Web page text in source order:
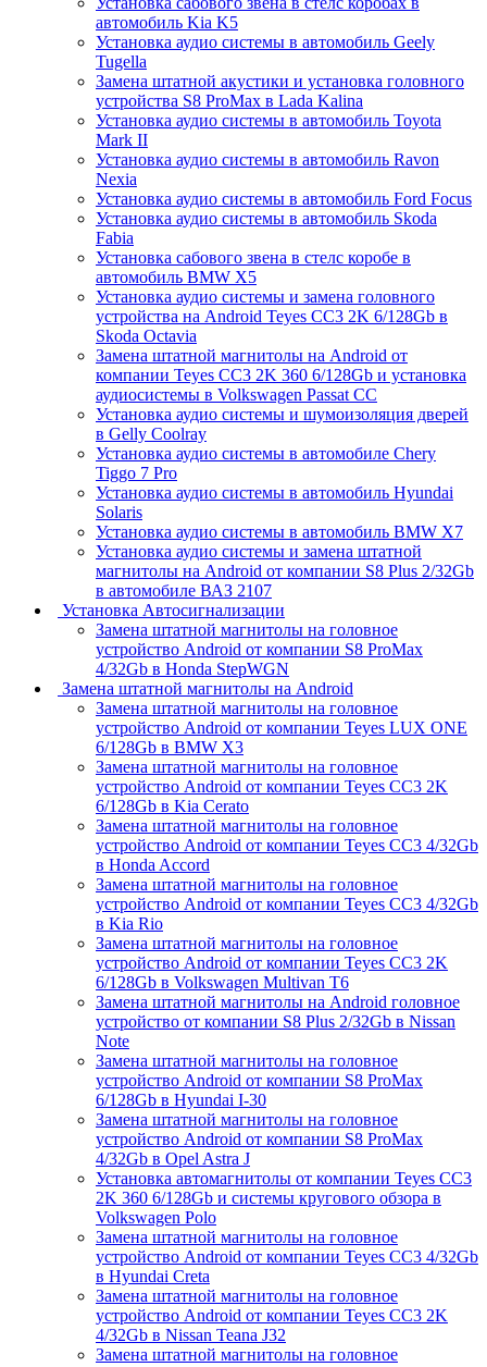
автомобиль Kia K5
Установка аудио системы в автомобиль Geely
Tugella
Замена штатной акустики и установка головного
устройства S8 ProMax в Lada Kalina
Установка аудио системы в автомобиль Toyota
Mark II
Установка аудио системы в автомобиль Ravon
Nexia
Установка аудио системы в автомобиль Ford Focus
Установка аудио системы в автомобиль Skoda
Fabia
Установка сабового звена в стелс коробе в
автомобиль BMW X5
Установка аудио системы и замена головного
устройства на Android Teyes CC3 2K 6/128Gb в
Skoda Octavia
Замена штатной магнитолы на Android от
компании Teyes CC3 2K 360 6/128Gb и установка
аудиосистемы в Volkswagen Passat CC
Установка аудио системы и шумоизоляция дверей
в Gelly Coolray
Установка аудио системы в автомобиле Chery
Tiggo 7 Pro
Установка аудио системы в автомобиль Hyundai
Solaris
Установка аудио системы в автомобиль BMW X7
Установка аудио системы и замена штатной
магнитолы на Android от компании S8 Plus 2/32Gb
в автомобиле ВАЗ 2107
Установка Автосигнализации
Замена штатной магнитолы на головное
устройство Android от компании S8 ProMax
4/32Gb в Honda StepWGN
Замена штатной магнитолы на Android
Замена штатной магнитолы на головное
устройство Android от компании Teyes LUX ONE
6/128Gb в BMW X3
Замена штатной магнитолы на головное
устройство Android от компании Teyes CC3 2K
6/128Gb в Kia Cerato
Замена штатной магнитолы на головное
устройство Android от компании Teyes CC3 4/32Gb
в Honda Accord
Замена штатной магнитолы на головное
устройство Android от компании Teyes CC3 4/32Gb
в Kia Rio
Замена штатной магнитолы на головное
устройство Android от компании Teyes CC3 2K
6/128Gb в Volkswagen Multivan T6
Замена штатной магнитолы на Android головное
устройство от компании S8 Plus 2/32Gb в Nissan
Note
Замена штатной магнитолы на головное
устройство Android от компании S8 ProMax
6/128Gb в Hyundai I-30
Замена штатной магнитолы на головное
устройство Android от компании S8 ProMax
4/32Gb в Opel Astra J
Установка автомагнитолы от компании Teyes CC3
2K 360 6/128Gb и системы кругового обзора в
Volkswagen Polo
Замена штатной магнитолы на головное
устройство Android от компании Teyes CC3 4/32Gb
в Hyundai Creta
Замена штатной магнитолы на головное
устройство Android от компании Teyes CC3 2K
4/32Gb в Nissan Teana J32
Замена штатной магнитолы на головное